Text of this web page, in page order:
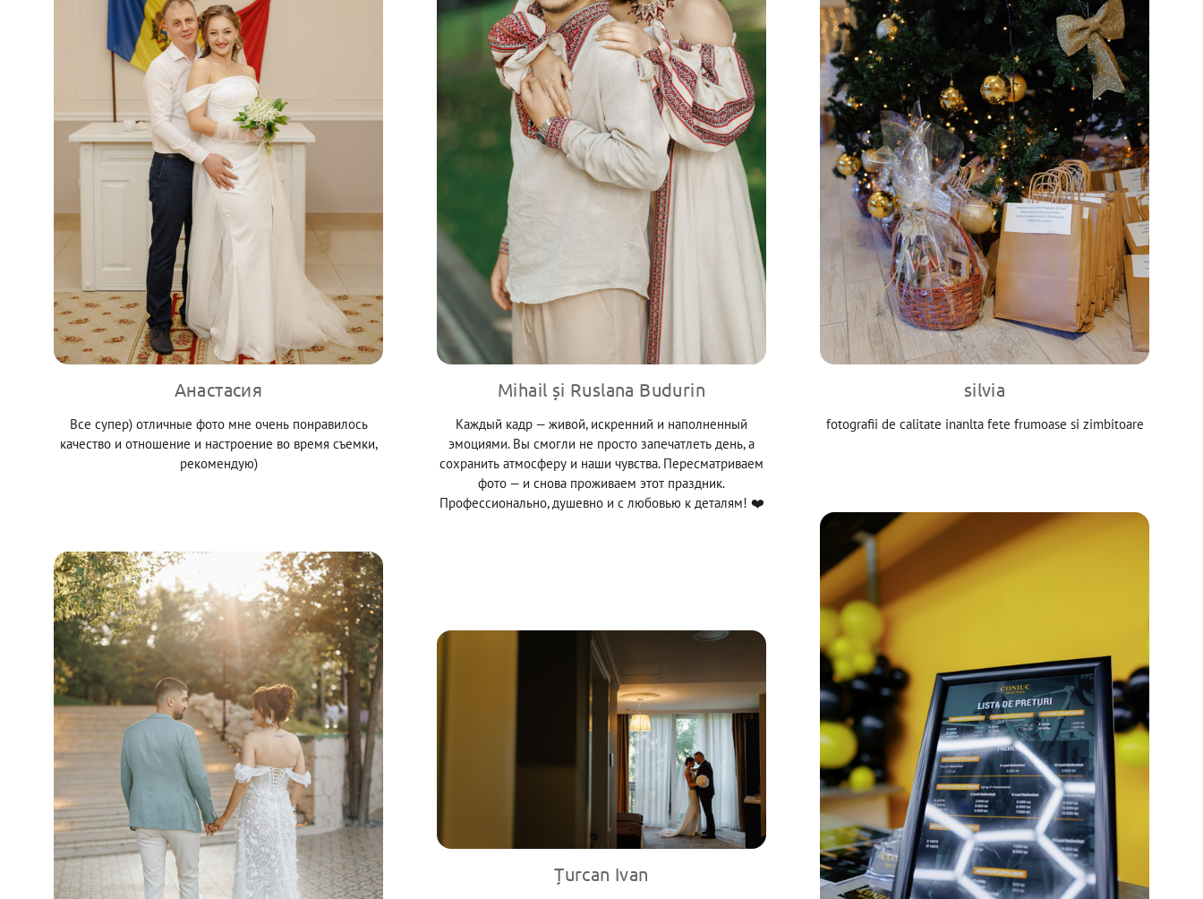
Анастасия
Все супер) отличные фото мне очень понравилось
качество и отношение и настроение во время съемки,
рекомендую)
Mihail și Ruslana Budurin
Каждый кадр — живой, искренний и наполненный
эмоциями. Вы смогли не просто запечатлеть день, а
сохранить атмосферу и наши чувства. Пересматриваем
фото — и снова проживаем этот праздник.
Профессионально, душевно и с любовью к деталям! ❤️
silvia
fotografii de calitate inanlta fete frumoase si zimbitoare
Țurcan Ivan